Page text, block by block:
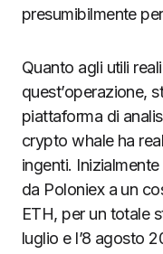
presumibilmente
Quanto agli utili
quest’operazione,
piattaforma di
crypto whale ha
ingenti.
da Poloniex a un
ETH, per un totale
luglio e l’8 agosto